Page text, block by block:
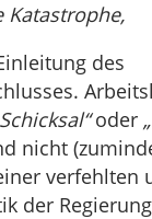
Katastrophe,
des
oder
nicht
verfehlten
der